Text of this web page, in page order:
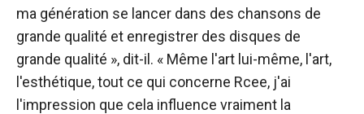
ma génération se lancer dans des chansons de
grande qualité et enregistrer des disques de
grande qualité », dit-il. « Même l'art lui-même, l'art,
l'esthétique, tout ce qui concerne Rcee, j'ai
l'impression que cela influence vraiment la